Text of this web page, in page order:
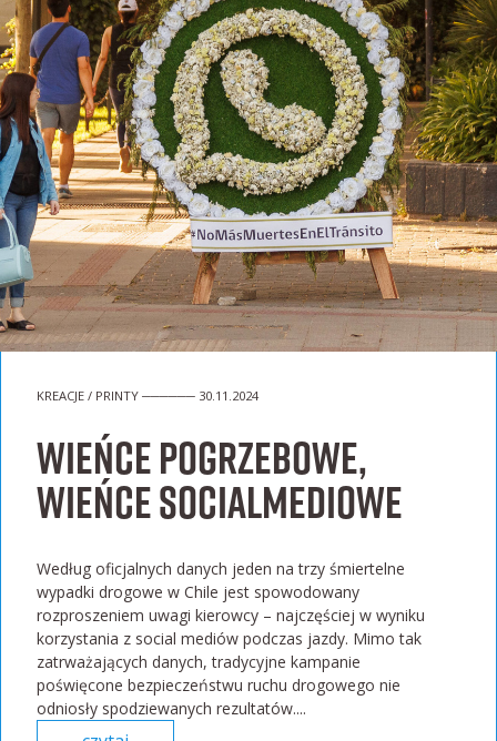
KREACJE / PRINTY ────── 30.11.2024
Wieńce pogrzebowe,
wieńce socialmediowe
Według oficjalnych danych jeden na trzy śmiertelne
wypadki drogowe w Chile jest spowodowany
rozproszeniem uwagi kierowcy – najczęściej w wyniku
korzystania z social mediów podczas jazdy. Mimo tak
zatrważających danych, tradycyjne kampanie
poświęcone bezpieczeństwu ruchu drogowego nie
odniosły spodziewanych rezultatów....